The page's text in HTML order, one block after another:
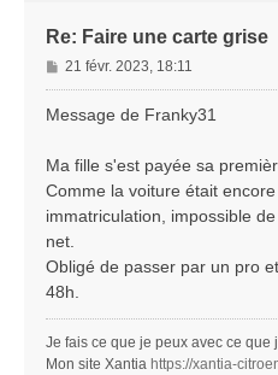
Re: Faire une carte grise
M
e
g
e
21 févr. 2023, 18:11
Message de Franky31
Ma fille s'est payée sa
Comme la voiture était
immatriculation, impossible
net.
Obligé de passer par un pro
48h.
Je fais ce que je peux avec ce que
Mon site Xantia https://xantia-